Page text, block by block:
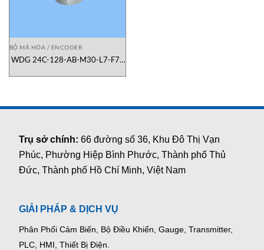
BỘ MÃ HÓA / ENCODER
WDG 24C-128-AB-M30-L7-F79
Wachendorff Vietnam
Trụ sở chính:66 đường số 36, Khu Đô Thị Vạn
Phúc, Phường Hiệp Bình Phước, Thành phố Thủ
Đức, Thành phố Hồ Chí Minh, Việt Nam
GIẢI PHÁP & DỊCH VỤ
Phân Phối Cảm Biến, Bộ Điều Khiển, Gauge, Transmitter,
PLC, HMI, Thiết Bị Điện.